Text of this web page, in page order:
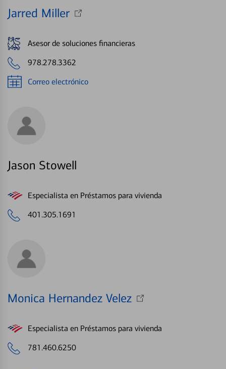
Jarred Miller
Asesor de soluciones financieras
978.278.3362
Correo electrónico
Jason Stowell
Especialista en Préstamos para vivienda
401.305.1691
Monica Hernandez Velez
Especialista en Préstamos para vivienda
781.460.6250